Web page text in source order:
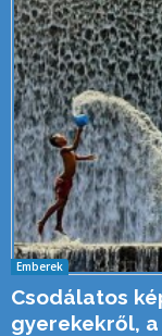
Emberek
Csodálatos
gyerekekről,